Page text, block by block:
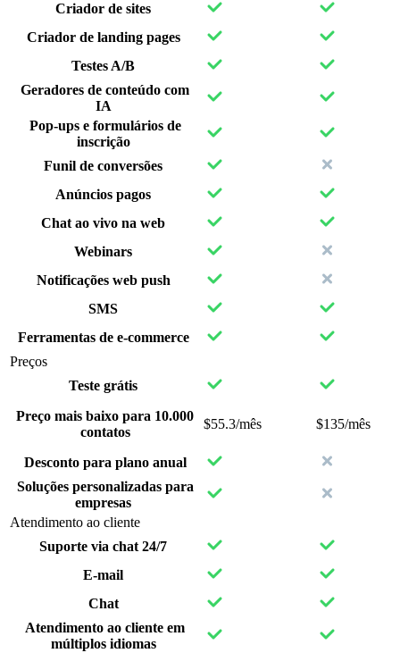
Criador de sites
Criador de landing pages
Testes A/B
Geradores de conteúdo com
IA
Pop-ups e formulários de
inscrição
Funil de conversões
Anúncios pagos
Chat ao vivo na web
Webinars
Notificações web push
SMS
Ferramentas de e-commerce
Preços
Teste grátis
Preço mais baixo para 10.000
contatos
$55.3/mês $135/mês
Desconto para plano anual
Soluções personalizadas para
empresas
Atendimento ao cliente
Suporte via chat 24/7
E-mail
Chat
Atendimento ao cliente em
múltiplos idiomas